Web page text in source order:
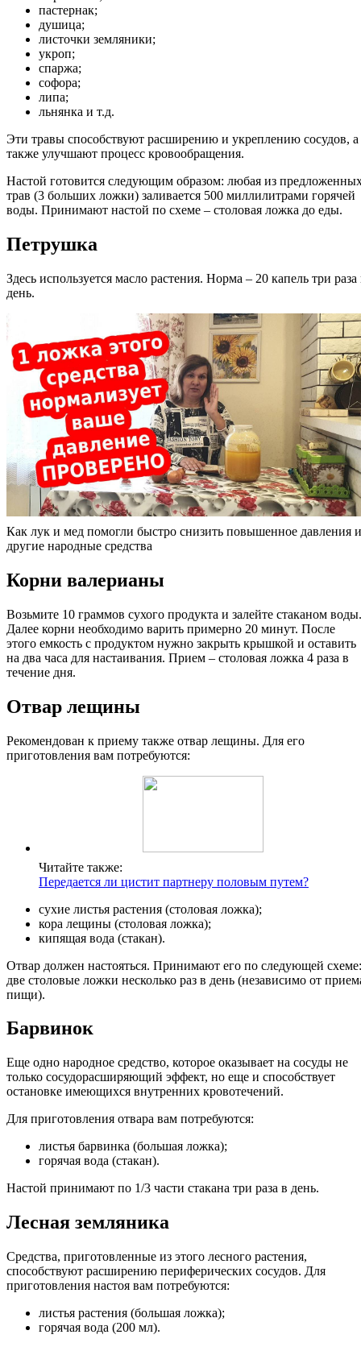
пастернак;
душица;
листочки земляники;
укроп;
спаржа;
софора;
липа;
льнянка и т.д.
Эти травы способствуют расширению и укреплению сосудов, а
также улучшают процесс кровообращения.
Настой готовится следующим образом: любая из
трав (3 больших ложки) заливается 500 миллилитрами горячей
воды. Принимают настой по схеме – столовая ложка до еды.
Петрушка
Здесь используется масло растения. Норма – 20 капель три раза
день.
Как лук и мед помогли быстро снизить повышенное давления и
другие народные средства
Корни валерианы
Возьмите 10 граммов сухого продукта и залейте стаканом воды.
Далее корни необходимо варить примерно 20 минут. После
этого емкость с продуктом нужно закрыть крышкой и оставить
на два часа для настаивания. Прием – столовая ложка 4 раза в
течение дня.
Отвар лещины
Рекомендован к приему также отвар лещины. Для его
приготовления вам потребуются:
Читайте также:
Передается ли цистит партнеру половым путем?
сухие листья растения (столовая ложка);
кора лещины (столовая ложка);
кипящая вода (стакан).
Отвар должен настояться. Принимают его по следующей схеме:
две столовые ложки несколько раз в день (независимо от
пищи).
Барвинок
Еще одно народное средство, которое оказывает на сосуды не
только сосудорасширяющий эффект, но еще и способствует
остановке имеющихся внутренних кровотечений.
Для приготовления отвара вам потребуются:
листья барвинка (большая ложка);
горячая вода (стакан).
Настой принимают по 1/3 части стакана три раза в день.
Лесная земляника
Средства, приготовленные из этого лесного растения,
способствуют расширению периферических сосудов. Для
приготовления настоя вам потребуются:
листья растения (большая ложка);
горячая вода (200 мл).